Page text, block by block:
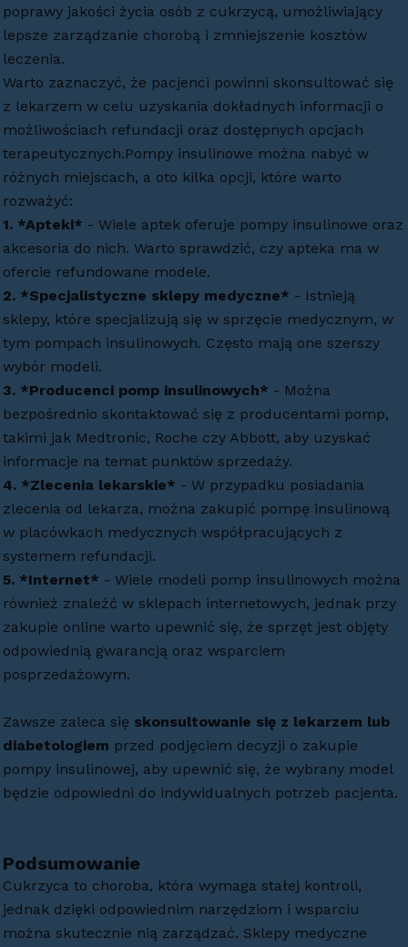
poprawy jakości życia osób z cukrzycą, umożliwiający
lepsze zarządzanie chorobą i zmniejszenie kosztów
leczenia.
Warto zaznaczyć, że pacjenci powinni skonsultować się
z lekarzem w celu uzyskania dokładnych informacji o
możliwościach refundacji oraz dostępnych opcjach
terapeutycznych.Pompy insulinowe można nabyć w
różnych miejscach, a oto kilka opcji, które warto
rozważyć:
1. *Apteki* - Wiele aptek oferuje pompy insulinowe oraz
akcesoria do nich. Warto sprawdzić, czy apteka ma w
ofercie refundowane modele.
2. *Specjalistyczne sklepy medyczne* - Istnieją
sklepy, które specjalizują się w sprzęcie medycznym, w
tym pompach insulinowych. Często mają one szerszy
wybór modeli.
3. *Producenci pomp insulinowych* - Można
bezpośrednio skontaktować się z producentami pomp,
takimi jak Medtronic, Roche czy Abbott, aby uzyskać
informacje na temat punktów sprzedaży.
4. *Zlecenia lekarskie* - W przypadku posiadania
zlecenia od lekarza, można zakupić pompę insulinową
w placówkach medycznych współpracujących z
systemem refundacji.
5. *Internet* - Wiele modeli pomp insulinowych można
również znaleźć w sklepach internetowych, jednak przy
zakupie online warto upewnić się, że sprzęt jest objęty
odpowiednią gwarancją oraz wsparciem
posprzedażowym.
Zawsze zaleca się skonsultowanie się z lekarzem lub
diabetologiem przed podjęciem decyzji o zakupie
pompy insulinowej, aby upewnić się, że wybrany model
będzie odpowiedni do indywidualnych potrzeb pacjenta.
Podsumowanie
Cukrzyca to choroba, która wymaga stałej kontroli,
jednak dzięki odpowiednim narzędziom i wsparciu
można skutecznie nią zarządzać. Sklepy medyczne